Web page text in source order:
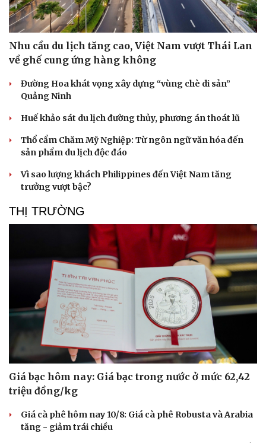
Nhu cầu du lịch tăng cao, Việt Nam vượt Thái Lan
về ghế cung ứng hàng không
Đường Hoa khát vọng xây dựng “vùng chè di sản”
Quảng Ninh
Huế khảo sát du lịch đường thủy, phương án thoát lũ
Thổ cẩm Chăm Mỹ Nghiệp: Từ ngôn ngữ văn hóa đến
sản phẩm du lịch độc đáo
Vì sao lượng khách Philippines đến Việt Nam tăng
trưởng vượt bậc?
THỊ TRƯỜNG
Giá bạc hôm nay: Giá bạc trong nước ở mức 62,42
triệu đồng/kg
Giá cà phê hôm nay 10/8: Giá cà phê Robusta và Arabia
tăng - giảm trái chiều